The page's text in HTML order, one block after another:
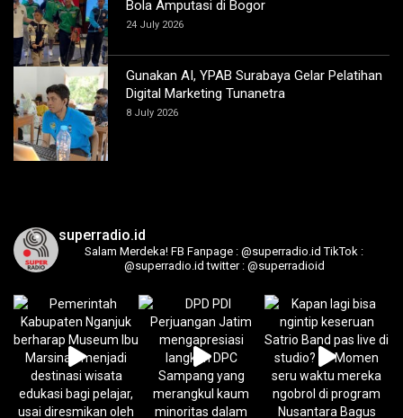
Bola Amputasi di Bogor
24 July 2026
Gunakan AI, YPAB Surabaya Gelar Pelatihan
Digital Marketing Tunanetra
8 July 2026
superradio.id
Salam Merdeka! FB Fanpage : @superradio.id TikTok :
@superradio.id twitter : @superradioid